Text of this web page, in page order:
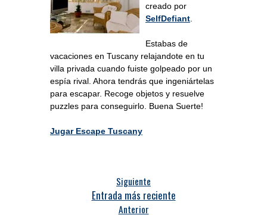
creado por
SelfDefiant.
Estabas de
vacaciones en Tuscany relajandote en tu
villa privada cuando fuiste golpeado por un
espía rival. Ahora tendrás que ingeniártelas
para escapar. Recoge objetos y resuelve
puzzles para conseguirlo. Buena Suerte!
Jugar Escape Tuscany
Siguiente
Entrada más reciente
Anterior